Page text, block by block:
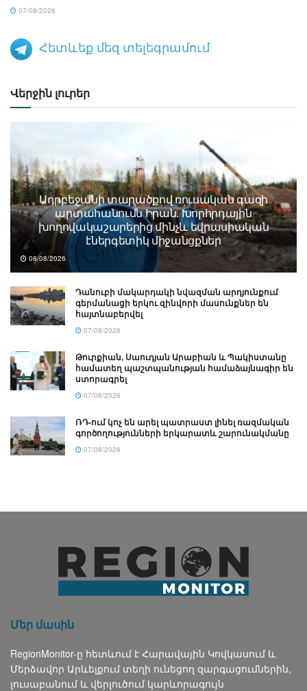
07/08/2026
Հետևեք մեզ տելեգրամում
Վերջին լուրեր
Ադրբեջանի տարածքով ռուսական գազի
արտահանումն Իրան. Խորհրդային
խողովակաշարերից մինչև եվրասիական
էներգետիկ միջանցքներ
08/08/2026
Դանուբի մակարդակի նվազման արդյունքում
գերմանացի երկու զինվորի մասունքներ են
հայտնաբերվել
07/08/2026
Թուրքիան, Սաուդյան Արաբիան և Պակիստանը
համատեղ պաշտպանության համաձայնագիր են
ստորագրել
07/08/2026
ՌԴ-ում կոչ են արել պատրաստ լինել ռազմական
գործողությունների երկարատև շարունակմանը
07/08/2026
Մեր մասին
RegionMonitor-ը հետևում է Հարավային Կովկասում և
Մերձավոր Արևելքում տեղի ունեցող զարգացումներին,
լուսաբանում և վերլուծում կարևորագույն